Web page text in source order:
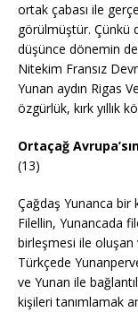
ortak çabası ile
görülmüştür. Çünkü
düşünce dönemin
Nitekim Fransız
Yunan aydın Rigas
özgürlük, kırk yıllık
Ortaçağ
(13)
Çağdaş Yunanca bir
Filellin, Yunancada
birleşmesi ile oluşan
Türkçede
ve Yunan ile
kişileri tanımlamak